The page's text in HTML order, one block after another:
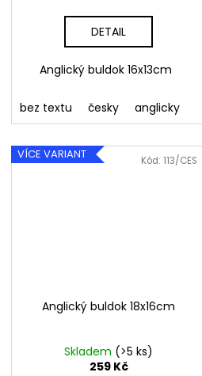
DETAIL
Anglický buldok 16x13cm
bez textu česky anglicky
VÍCE VARIANT
Anglický buldok 18x16cm
Skladem (>5 ks)
259 Kč
Kód:113/CES